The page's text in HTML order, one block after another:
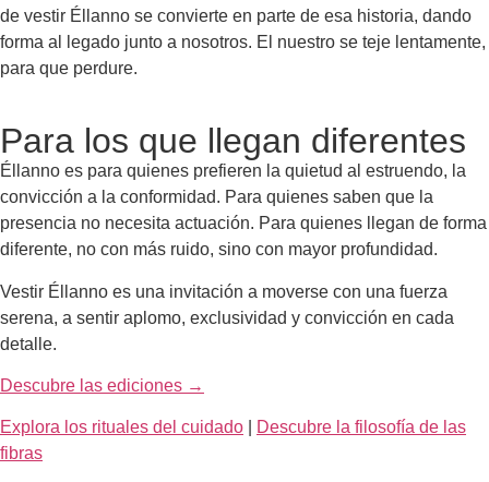
de vestir Éllanno se convierte en parte de esa historia, dando
forma al legado junto a nosotros. El nuestro se teje lentamente,
para que perdure.
Para los que llegan diferentes
Éllanno es para quienes prefieren la quietud al estruendo, la
convicción a la conformidad. Para quienes saben que la
presencia no necesita actuación. Para quienes llegan de forma
diferente, no con más ruido, sino con mayor profundidad.
Vestir Éllanno es una invitación a moverse con una fuerza
serena, a sentir aplomo, exclusividad y convicción en cada
detalle.
Descubre las ediciones →
Explora los rituales del cuidado
Descubre la filosofía de las
fibras